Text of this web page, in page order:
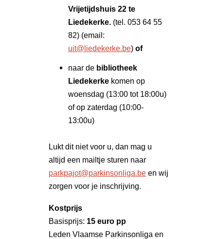
Vrijetijdshuis 22 te
Liedekerke. (tel. 053 64 55
82) (email:
uit@liedekerke.be) of
naar de bibliotheek
Liedekerke komen op
woensdag (13:00 tot 18:00u)
of op zaterdag (10:00-
13:00u)
Lukt dit niet voor u, dan mag u
altijd een mailtje sturen naar
parkpajot@parkinsonliga.be en wij
zorgen voor je inschrijving.
Kostprijs
Basisprijs: 15 euro pp
Leden Vlaamse Parkinsonliga en